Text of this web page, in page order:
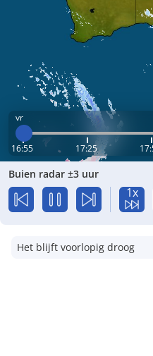
vr
16:55 17:25
Buien radar ±3 uur
1x
Het blijft voorlopig droog